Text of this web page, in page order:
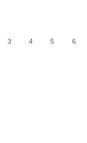
3 4 5 6